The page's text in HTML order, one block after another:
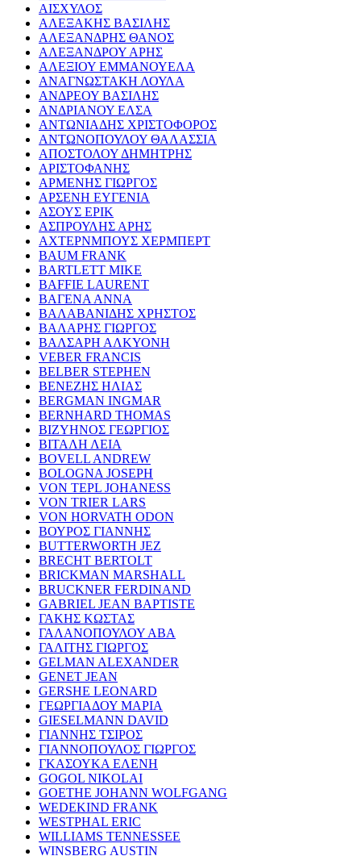
ΑΙΣΧΥΛΟΣ
ΑΛΕΞΑΚΗΣ ΒΑΣΙΛΗΣ
ΑΛΕΞΑΝΔΡΗΣ ΘΑΝΟΣ
ΑΛΕΞΑΝΔΡΟΥ ΑΡΗΣ
ΑΛΕΞΙΟΥ ΕΜΜΑΝΟΥΕΛΑ
ΑΝΑΓΝΩΣΤΑΚΗ ΛΟΥΛΑ
ΑΝΔΡΕΟΥ ΒΑΣΙΛΗΣ
ΑΝΔΡΙΑΝΟΥ ΕΛΣΑ
ΑΝΤΩΝΙΑΔΗΣ ΧΡΙΣΤΟΦΟΡΟΣ
ΑΝΤΩΝΟΠΟΥΛΟΥ ΘΑΛΑΣΣΙΑ
ΑΠΟΣΤΟΛΟΥ ΔΗΜΗΤΡΗΣ
ΑΡΙΣΤΟΦΑΝΗΣ
ΑΡΜΕΝΗΣ ΓΙΩΡΓΟΣ
ΑΡΣΕΝΗ ΕΥΓΕΝΙΑ
ΑΣΟΥΣ ΕΡΙΚ
ΑΣΠΡΟΥΛΗΣ ΑΡΗΣ
ΑΧΤΕΡΝΜΠΟΥΣ ΧΕΡΜΠΕΡΤ
BAUM FRANK
BARTLETT MIKE
BAFFIE LAURENT
ΒΑΓΕΝΑ ΑΝΝΑ
ΒΑΛΑΒΑΝΙΔΗΣ ΧΡΗΣΤΟΣ
ΒΑΛΑΡΗΣ ΓΙΩΡΓΟΣ
ΒΑΛΣΑΡΗ ΑΛΚΥΟΝΗ
VEBER FRANCIS
BELBER STEPHEN
ΒΕΝΕΖΗΣ ΗΛΙΑΣ
BERGMAN INGMAR
BERNHARD THOMAS
ΒΙΖΥΗΝΟΣ ΓΕΩΡΓΙΟΣ
ΒΙΤΑΛΗ ΛΕΙΑ
BOVELL ANDREW
BOLOGNA JOSEPH
VON TEPL JOHANESS
VON TRIER LARS
VON HORVATH ODON
ΒΟΥΡΟΣ ΓΙΑΝΝΗΣ
BUTTERWORTH JEZ
BRECHT BERTOLT
BRICKMAN MARSHALL
BRUCKNER FERDINAND
GABRIEL JEAN BAPTISTE
ΓΑΚΗΣ ΚΩΣΤΑΣ
ΓΑΛΑΝΟΠΟΥΛΟΥ ΑΒΑ
ΓΑΛΙΤΗΣ ΓΙΩΡΓΟΣ
GELMAN ALEXANDER
GENET JEAN
GERSHE LEONARD
ΓΕΩΡΓΙΑΔΟΥ ΜΑΡΙΑ
GIESELMANN DAVID
ΓΙΑΝΝΗΣ ΤΣΙΡΟΣ
ΓΙΑΝΝΟΠΟΥΛΟΣ ΓΙΩΡΓΟΣ
ΓΚΑΣΟΥΚΑ ΕΛΕΝΗ
GOGOL NIKOLAI
GOETHE JOHANN WOLFGANG
WEDEKIND FRANK
WESTPHAL ERIC
WILLIAMS TENNESSEE
WINSBERG AUSTIN